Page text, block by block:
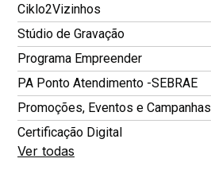
Ciklo2Vizinhos
Stúdio de Gravação
Programa Empreender
PA Ponto Atendimento -SEBRAE
Promoções, Eventos e Campanhas
Certificação Digital
Ver todas